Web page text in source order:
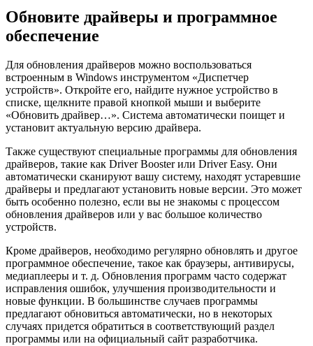
Обновите драйверы и программное
обеспечение
Для обновления драйверов можно воспользоваться
встроенным в Windows инструментом «Диспетчер
устройств». Откройте его, найдите нужное устройство в
списке, щелкните правой кнопкой мыши и выберите
«Обновить драйвер…». Система автоматически поищет и
установит актуальную версию драйвера.
Также существуют специальные программы для обновления
драйверов, такие как Driver Booster или Driver Easy. Они
автоматически сканируют вашу систему, находят устаревшие
драйверы и предлагают установить новые версии. Это может
быть особенно полезно, если вы не знакомы с процессом
обновления драйверов или у вас большое количество
устройств.
Кроме драйверов, необходимо регулярно обновлять и другое
программное обеспечение, такое как браузеры, антивирусы,
медиаплееры и т. д. Обновления программ часто содержат
исправления ошибок, улучшения производительности и
новые функции. В большинстве случаев программы
предлагают обновиться автоматически, но в некоторых
случаях придется обратиться в соответствующий раздел
программы или на официальный сайт разработчика.